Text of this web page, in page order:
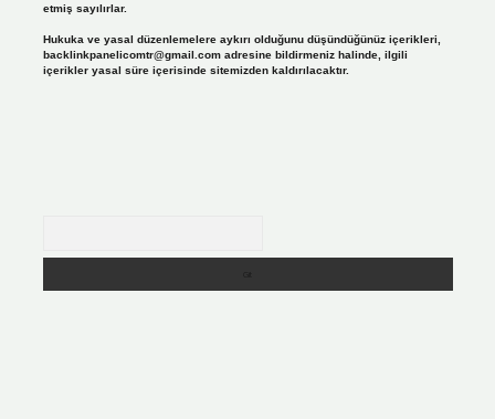
etmiş sayılırlar.
Hukuka ve yasal düzenlemelere aykırı olduğunu düşündüğünüz içerikleri,
backlinkpanelicomtr@gmail.comadresine bildirmeniz halinde, ilgili
içerikler yasal süre içerisinde sitemizden kaldırılacaktır.